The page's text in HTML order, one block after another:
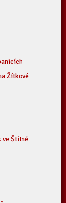
Žítkové
ve Štítné